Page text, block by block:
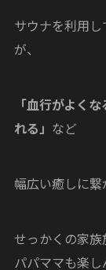
サウナを利用
が、
「血行がよく
れる」 など
幅広い癒しに繋
せっかくの家族
パパママも楽し